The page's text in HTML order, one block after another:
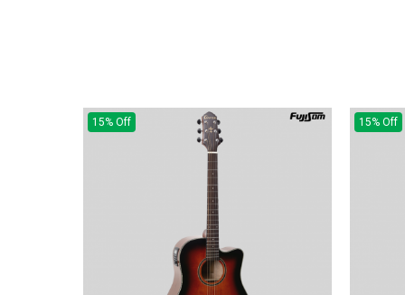
15% Off 15% Off